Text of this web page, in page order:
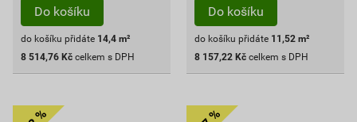
Do košíku
do košíku přidáte 14,4 m²
8 514,76 Kč celkem s DPH
Do košíku
do košíku přidáte 11,52 m²
8 157,22 Kč celkem s DPH